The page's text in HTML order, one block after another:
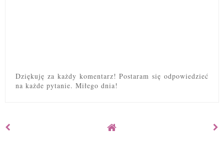
Dziękuję za każdy komentarz! Postaram się odpowiedzieć
na każde pytanie. Miłego dnia!